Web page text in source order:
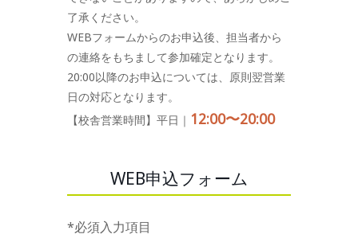
了承ください。
WEBフォームからのお申込後、担当者から
の連絡をもちまして参加確定となります。
20:00以降のお申込については、原則翌営業
日の対応となります。
【校舎営業時間】平日｜ 12:00〜20:00
WEB申込フォーム
*必須入力項目